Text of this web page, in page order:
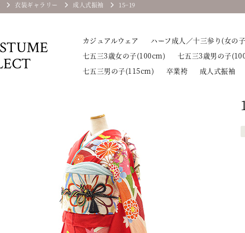
衣装ギャラリー 成人式振袖 15−19
カジュアルウェア ハーフ成人／十三参り(女の
七五三3歳女の子(100cm)
七五三3歳男の子
七五三男の子(115cm)
卒業袴 成人式振袖